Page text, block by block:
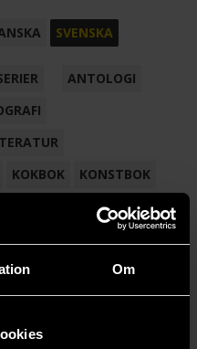
Om
SVENSKA
ANTOLOGI
KOKBOK
KONSTBOK
NOVELL
TECKNAD SERIE